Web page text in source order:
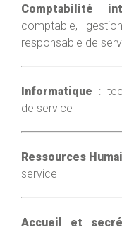
Comptabilité
comptable,
responsable de
Informatique :
de service
Ressources
service
Accueil et